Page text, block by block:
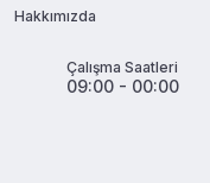
Hakkımızda
Çalışma Saatleri
09:00 - 00:00